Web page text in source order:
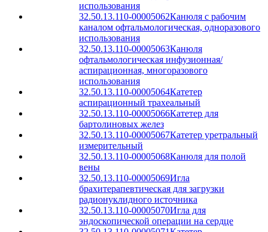
использования
32.50.13.110-00005062Канюля с рабочим
каналом офтальмологическая, одноразового
использования
32.50.13.110-00005063Канюля
офтальмологическая инфузионная/
аспирационная, многоразового
использования
32.50.13.110-00005064Катетер
аспирационный трахеальный
32.50.13.110-00005066Катетер для
бартолиновых желез
32.50.13.110-00005067Катетер уретральный
измерительный
32.50.13.110-00005068Канюля для полой
вены
32.50.13.110-00005069Игла
брахитерапевтическая для загрузки
радионуклидного источника
32.50.13.110-00005070Игла для
эндоскопической операции на сердце